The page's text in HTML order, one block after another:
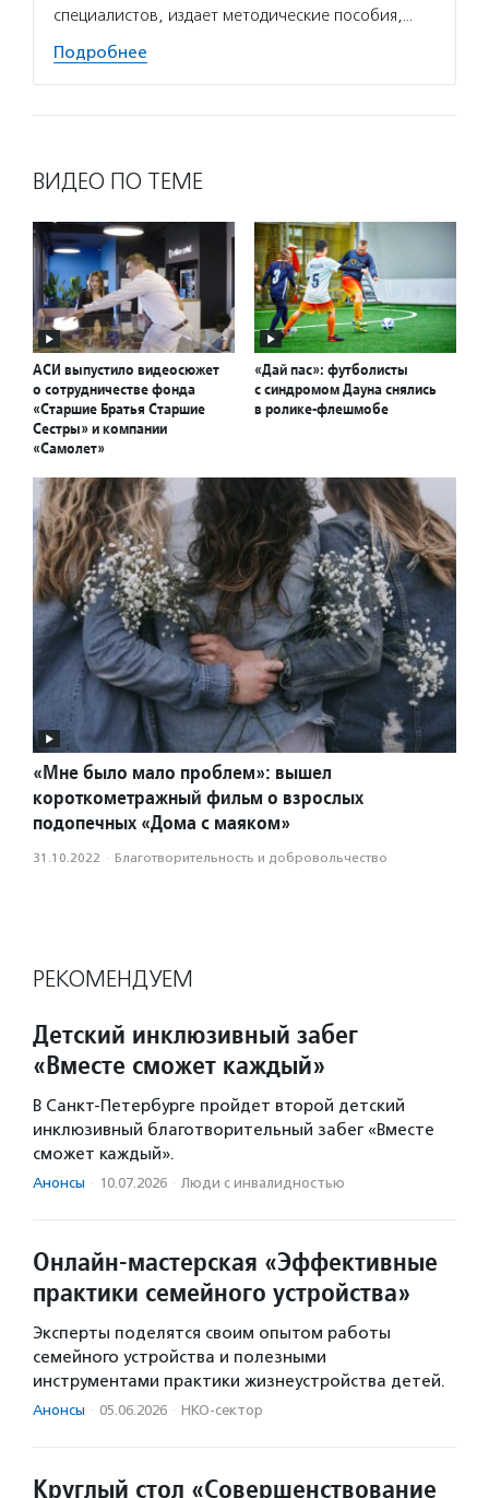
специалистов, издает методические пособия,…
Подробнее
ВИДЕО ПО ТЕМЕ
АСИ выпустило видеосюжет
о сотрудничестве фонда
«Старшие Братья Старшие
Сестры» и компании
«Самолет»
«Дай пас»: футболисты
с синдромом Дауна снялись
в ролике-флешмобе
«Мне было мало проблем»: вышел
короткометражный фильм о взрослых
подопечных «Дома с маяком»
31.10.2022 · Благотвори­тель­ность и доброволь­чест­во
РЕКОМЕНДУЕМ
Детский инклюзивный забег
«Вместе сможет каждый»
В Санкт-Петербурге пройдет второй детский
инклюзивный благотворительный забег «Вместе
сможет каждый».
Анонсы · 10.07.2026 · Люди с инвалидностью
Онлайн-мастерская «Эффективные
практики семейного устройства»
Эксперты поделятся своим опытом работы
семейного устройства и полезными
инструментами практики жизнеустройства детей.
Анонсы · 05.06.2026 · НКО-сектор
Круглый стол «Совершенствование